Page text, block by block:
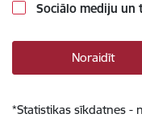
Sociālo mediju un
Noraidīt
*Statistikas sīkdatnes -